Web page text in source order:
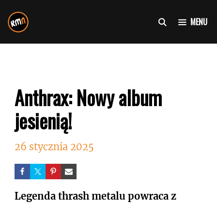
do
treści
MENU
Anthrax: Nowy album
jesienią!
26 stycznia 2025
Legenda thrash metalu powraca z